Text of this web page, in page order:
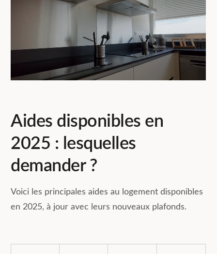
Aides disponibles en
2025 : lesquelles
demander ?
Voici les principales aides au logement disponibles
en 2025, à jour avec leurs nouveaux plafonds.